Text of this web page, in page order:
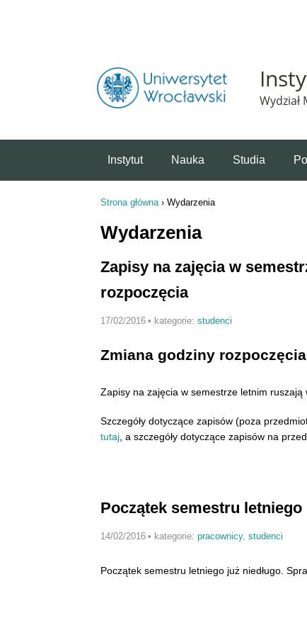
Instytut Nauka Studia
Strona główna› Wydarzenia
Wydarzenia
Zapisy na zajęcia w
rozpoczęcia
17/02/2016 • kategorie: studenci
Zmiana godziny
Zapisy na zajęcia w semestrze letnim ruszają
Szczegóły dotyczące zapisów (poza
tutaj , a szczegóły dotyczące zapisów na
Początek semestru letniego
14/02/2016 • kategorie: pracownicy, studenci
Początek semestru letniego już niedługo.